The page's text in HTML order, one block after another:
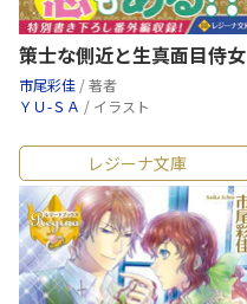
策士な側近と生真面目侍女
市尾彩佳 / 著者
ＹＵ-ＳＡ / イラスト
レジーナ文庫